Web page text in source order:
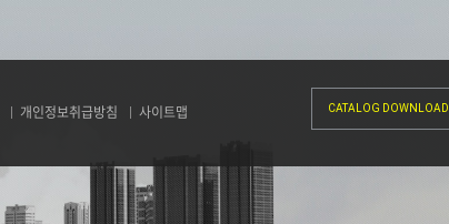
개인정보취급방침 사이트맵 CATALOG DOWNLOAD